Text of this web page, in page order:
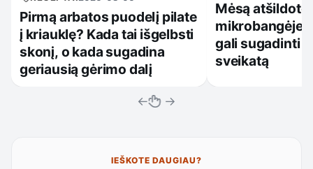
Pirmą arbatos puodelį pilate
į kriauklę? Kada tai išgelbsti
skonį, o kada sugadina
geriausią gėrimo dalį
Mėsą atšildote
gali sugadinti
sveikatą
← →
IEŠKOTE DAUGIAU?